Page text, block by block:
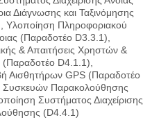
Διάγνωσης και Ταξινόμησης
Υλοποίηση Πληροφοριακού
(Παραδοτέο D3.3.1),
& Απαιτήσεις Χρηστών &
D4.1.1),
Αισθητήρων GPS (Παραδοτέο
Παρακολούθησης
Συστήματος Διαχείρισης
(D4.4.1)